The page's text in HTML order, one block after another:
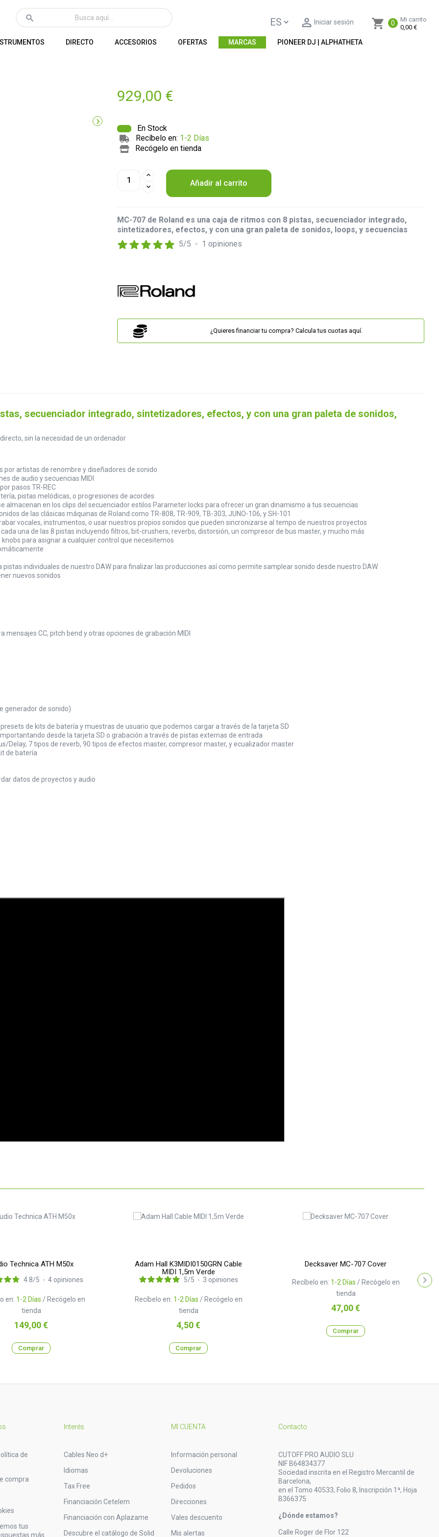
shopping_cart 0
Mi carrito
0,00 €
 Iniciar sesión
search
DIRECTO ACCESORIOS OFERTAS MARCAS PIONEER DJ | ALPHATHETA

929,00 €
En Stock
Recíbelo en: 1-2 Días
Recógelo en tienda
Añadir al carrito
MC-707 de Roland es una caja de ritmos con 8 pistas, secuenciador integrado,
sintetizadores, efectos, y con una gran paleta de sonidos, loops, y secuencias
5/5 - 1 opiniones
¿Quieres financiar tu compra? Calcula tus cuotas aquí.
secuenciador integrado, sintetizadores, efectos, y con una gran paleta de sonidos,
sin la necesidad de un ordenador
por artistas de renombre y diseñadores de sonido
de audio y secuencias MIDI
pasos TR-REC
pistas melódicas, o progresiones de acordes
en los clips del secuenciador estilos Parameter locks para ofrecer un gran dinamismo a tus secuencias
de las clásicas máquinas de Roland como TR-808, TR-909, TB-303, JUNO-106, y SH-101
vocales, instrumentos, o usar nuestros propios sonidos que pueden sincronizarse al tempo de nuestros proyectos
una de las 8 pistas incluyendo filtros, bit-crushers, reverbs, distorsión, un compresor de bus master, y mucho más
para asignar a cualquier control que necesitemos
individuales de nuestro DAW para finalizar las producciones así como permite samplear sonido desde nuestro DAW
nuevos sonidos
mensajes CC, pitch bend y otras opciones de grabación MIDI
generador de sonido)
de kits de batería y muestras de usuario que podemos cargar a través de la tarjeta SD
desde la tarjeta SD o grabación a través de pistas externas de entrada
Delay, 7 tipos de reverb, 90 tipos de efectos master, compresor master, y ecualizador master
de batería
datos de proyectos y audio
Technica ATH M50x
en: 1-2 Días / Recógelo en
tienda
4.8/5 - 4 opiniones
Precio
149,00 €
Comprar
Adam Hall K3MIDI0150GRN Cable
MIDI 1,5m Verde
Recíbelo en: 1-2 Días / Recógelo en
tienda
5/5 - 3 opiniones
Precio
4,50 €
Comprar
Decksaver MC-707 Cover
Recíbelo en: 1-2 Días / Recógelo en
tienda
Precio
47,00 €
Comprar
de
compra
tus
más
Interés
Cables Neo d+
Idiomas
Tax Free
Financiación Cetelem
Financiación con Aplazame
Descubre el catálogo de Solid
MI CUENTA
Información personal
Devoluciones
Pedidos
Direcciones
Vales descuento
Mis alertas
Contacto
CUTOFF PRO AUDIO SLU
NIF B64834377
Sociedad inscrita en el Registro Mercantil de
Barcelona,
en el Tomo 40533, Folio 8, Inscripción 1ª, Hoja
B366375.
¿Dónde estamos?
Calle Roger de Flor 122